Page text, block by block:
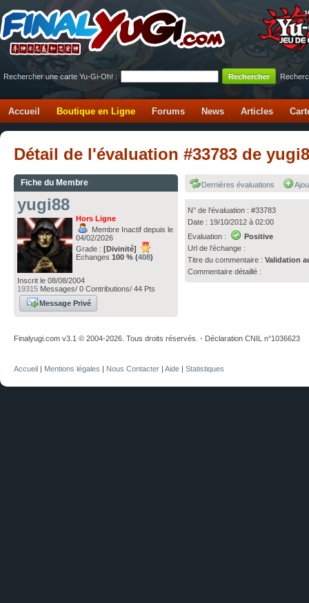
Rechercher une carte Yu-Gi-Oh! :
Accueil Boutique en Ligne Forums News Articles
Détail de l'évaluation #33783 de
Fiche du Membre
yugi88
Hors Ligne
Membre Inactif depuis le
04/02/2026
Grade : [Divinité]
Echanges 100 % (408)
Inscrit le 08/08/2004
19315 Messages/ 0 Contributions/ 44 Pts
Message Privé
Dernières évaluations
N° de l'évaluation : #33783
Date : 19/10/2012 à 02:00
Evaluation :
Positive
Url de l'échange :
Titre du commentaire :Validation
Commentaire détaillé :
Finalyugi.com v3.1 © 2004-2026. Tous droits réservés. - Déclaration CNIL n°1036623
Accueil | Mentions légales | Nous Contacter | Aide | Statistiques